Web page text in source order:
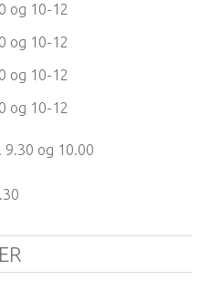
og 10-12
og 10-12
og 10-12
og 10-12
9.30 og 10.00